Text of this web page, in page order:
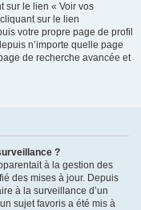
sur le lien « Voir vos
sur le lien
votre propre page de profil
n’importe quelle page
de recherche avancée et
?
à la gestion des
des mises à jour. Depuis
à la surveillance d’un
sujet favoris a été mis à